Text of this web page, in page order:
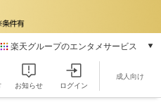
楽天グループのエンタメサービス
本/ゲーム/CD/DVD
動画配信
お知らせ ログイン
成人向け